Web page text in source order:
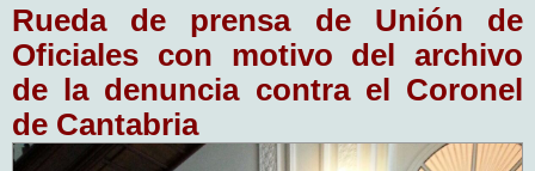
n
s
a
j
Rueda de prensa de Unión de
Oficiales con motivo del archivo
de la denuncia contra el Coronel
de Cantabria